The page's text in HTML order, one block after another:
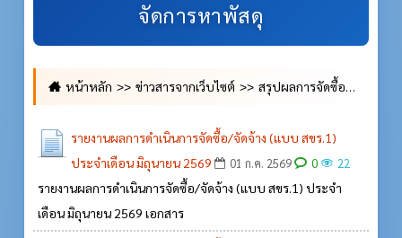
จัดการหาพัสดุ
หน้าหลัก ข่าวสารจากเว็บไซต์ สรุปผลการจัดซื้อจัดจ้างหรือการจัดการหาพัสดุ
รายงานผลการดำเนินการจัดซื้อ/จัดจ้าง (แบบ สขร.1)
ประจำเดือน มิถุนายน 2569
01 ก.ค. 2569 0 22
รายงานผลการดำเนินการจัดซื้อ/จัดจ้าง (แบบ สขร.1) ประจำ
เดือน มิถุนายน 2569 เอกสาร